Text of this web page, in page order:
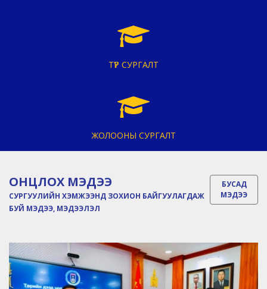
ТҮР СУРГАЛТ
ЖОЛООНЫ СУРГАЛТ
ОНЦЛОХ МЭДЭЭ
СУРГУУЛИЙН ХЭМЖЭЭНД ЗОХИОН БАЙГУУЛАГДАЖ
БУЙ МЭДЭЭ, МЭДЭЭЛЭЛ
БУСАД
МЭДЭЭ